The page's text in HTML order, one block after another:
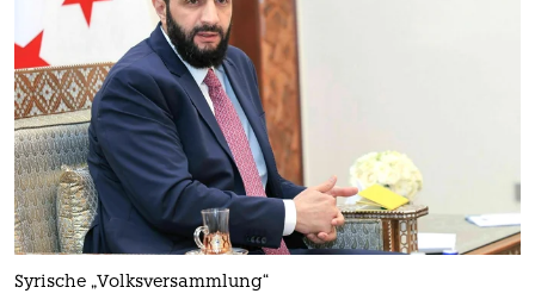
Syrische „Volksversammlung“